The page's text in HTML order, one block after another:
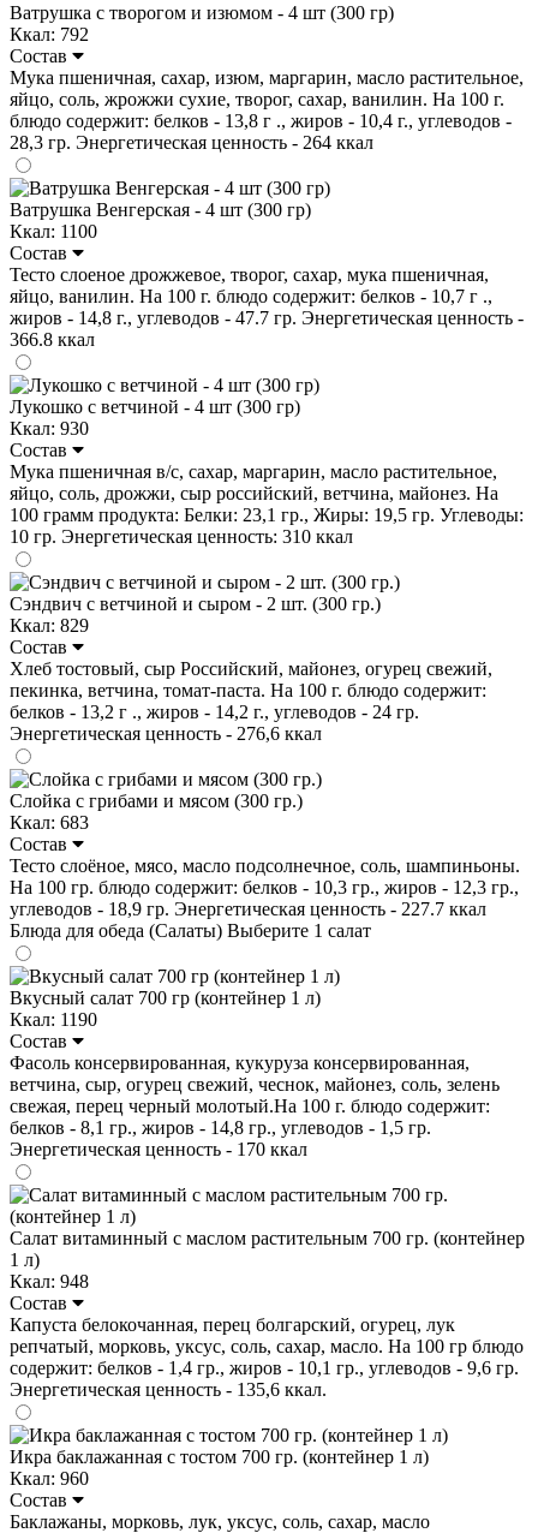
Ватрушка с творогом и изюмом - 4 шт (300 гр)
Ккал: 792
Состав
Мука пшеничная, сахар, изюм, маргарин, масло растительное,
яйцо, соль, жрожжи сухие, творог, сахар, ванилин. На 100 г.
блюдо содержит: белков - 13,8 г ., жиров - 10,4 г., углеводов -
28,3 гр. Энергетическая ценность - 264 ккал
Ватрушка Венгерская - 4 шт (300 гр)
Ккал: 1100
Состав
Тесто слоеное дрожжевое, творог, сахар, мука пшеничная,
яйцо, ванилин. На 100 г. блюдо содержит: белков - 10,7 г .,
жиров - 14,8 г., углеводов - 47.7 гр. Энергетическая ценность -
366.8 ккал
Лукошко с ветчиной - 4 шт (300 гр)
Ккал: 930
Состав
Мука пшеничная в/с, сахар, маргарин, масло растительное,
яйцо, соль, дрожжи, сыр российский, ветчина, майонез. На
100 грамм продукта: Белки: 23,1 гр., Жиры: 19,5 гр. Углеводы:
10 гр. Энергетическая ценность: 310 ккал
Сэндвич с ветчиной и сыром - 2 шт. (300 гр.)
Ккал: 829
Состав
Хлеб тостовый, сыр Российский, майонез, огурец свежий,
пекинка, ветчина, томат-паста. На 100 г. блюдо содержит:
белков - 13,2 г ., жиров - 14,2 г., углеводов - 24 гр.
Энергетическая ценность - 276,6 ккал
Слойка с грибами и мясом (300 гр.)
Ккал: 683
Состав
Тесто слоёное, мясо, масло подсолнечное, соль, шампиньоны.
На 100 гр. блюдо содержит: белков - 10,3 гр., жиров - 12,3 гр.,
углеводов - 18,9 гр. Энергетическая ценность - 227.7 ккал
Блюда для обеда (Салаты) Выберите 1 салат
Вкусный салат 700 гр (контейнер 1 л)
Ккал: 1190
Состав
Фасоль консервированная, кукуруза консервированная,
ветчина, сыр, огурец свежий, чеснок, майонез, соль, зелень
свежая, перец черный молотый.На 100 г. блюдо содержит:
белков - 8,1 гр., жиров - 14,8 гр., углеводов - 1,5 гр.
Энергетическая ценность - 170 ккал
Салат витаминный с маслом растительным 700 гр. (контейнер
1 л)
Ккал: 948
Состав
Капуста белокочанная, перец болгарский, огурец, лук
репчатый, морковь, уксус, соль, сахар, масло. На 100 гр блюдо
содержит: белков - 1,4 гр., жиров - 10,1 гр., углеводов - 9,6 гр.
Энергетическая ценность - 135,6 ккал.
Икра баклажанная с тостом 700 гр. (контейнер 1 л)
Ккал: 960
Состав
Баклажаны, морковь, лук, уксус, соль, сахар, масло